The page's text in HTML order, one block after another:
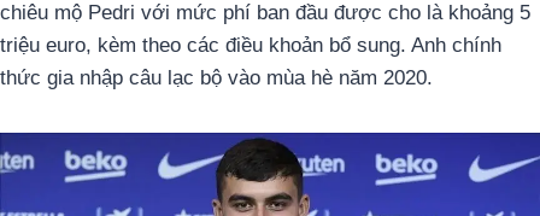
chiêu mộ Pedri với mức phí ban đầu được cho là khoảng 5
triệu euro, kèm theo các điều khoản bổ sung. Anh chính
thức gia nhập câu lạc bộ vào mùa hè năm 2020.